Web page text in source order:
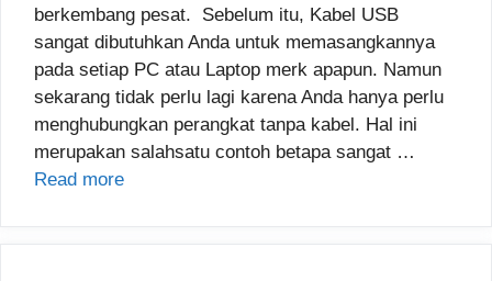
berkembang pesat. Sebelum itu, Kabel USB
sangat dibutuhkan Anda untuk memasangkannya
pada setiap PC atau Laptop merk apapun. Namun
sekarang tidak perlu lagi karena Anda hanya perlu
menghubungkan perangkat tanpa kabel. Hal ini
merupakan salahsatu contoh betapa sangat …
Read more